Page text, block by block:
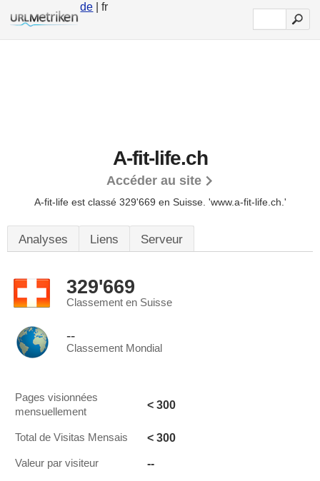
de | fr
A-fit-life.ch
Accéder au site
A-fit-life est classé 329'669 en Suisse. 'www.a-fit-life.ch.'
Analyses Liens Serveur
329'669
Classement en Suisse
--
Classement Mondial
Pages visionnées
mensuellement
< 300
Total de Visitas Mensais < 300
Valeur par visiteur --